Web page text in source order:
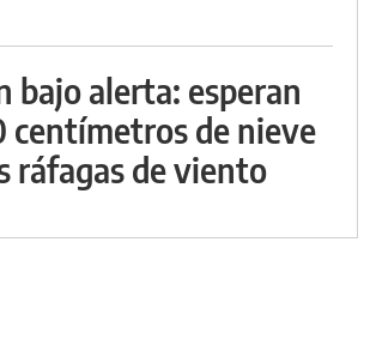
bajo alerta: esperan
centímetros de nieve
ráfagas de viento